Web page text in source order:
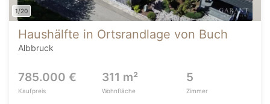
1/20
Haushälfte in Ortsrandlage von Buch
Albbruck
785.000 €
Kaufpreis
311 m²
Wohnfläche
5
Zimmer